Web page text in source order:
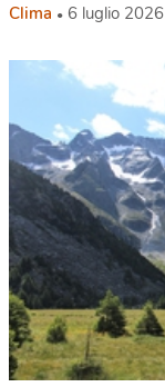
Clima 6 luglio 2026